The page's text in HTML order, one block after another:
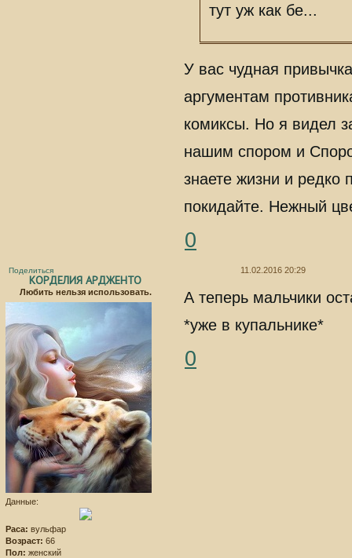
тут уж как бе...
У вас чудная
аргументам
комиксы. Но я видел
нашим спором и
знаете жизни и редко
покидайте. Нежный
0
Поделиться 11.02.2016 20:29
КОРДЕЛИЯ АРДЖЕНТО
Любить нельзя использовать.
Данные:
Раса: вульфар
Возраст: 66
Пол: женский
А теперь мальчики
*уже в купальнике*
0